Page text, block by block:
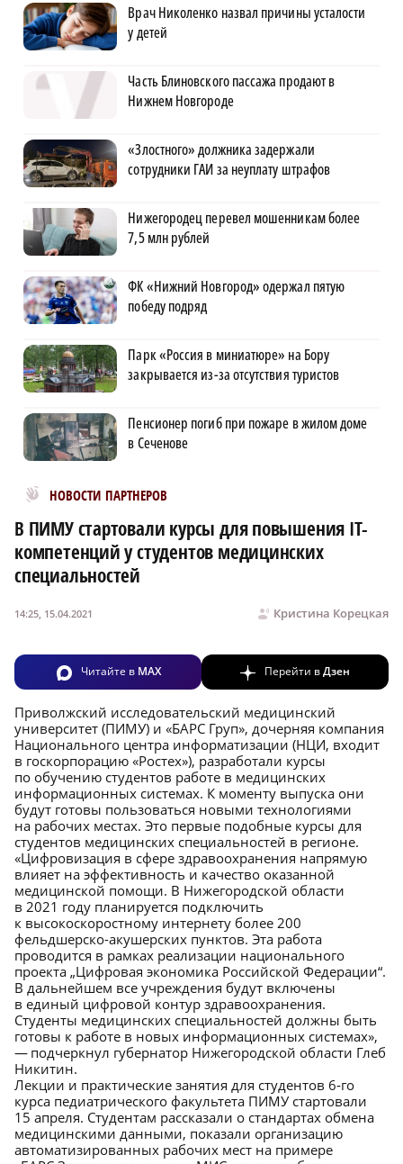
Врач Николенко назвал причины усталости
у детей
Часть Блиновского пассажа продают в
Нижнем Новгороде
«Злостного» должника задержали
сотрудники ГАИ за неуплату штрафов
Нижегородец перевел мошенникам более
7,5 млн рублей
ФК «Нижний Новгород» одержал пятую
победу подряд
Парк «Россия в миниатюре» на Бору
закрывается из-за отсутствия туристов
Пенсионер погиб при пожаре в жилом доме
в Сеченове
НОВОСТИ ПАРТНЕРОВ
Новости МирТесен
В ПИМУ стартовали курсы для повышения IT-
компетенций у студентов медицинских
специальностей
Кристина Корецкая
14:25, 15.04.2021
Читайте в MAX Перейти вДзен
Приволжский исследовательский медицинский
университет (ПИМУ) и «БАРС Груп», дочерняя компания
Национального центра информатизации (НЦИ, входит
в госкорпорацию «Ростех»), разработали курсы
по обучению студентов работе в медицинских
информационных системах. К моменту выпуска они
будут готовы пользоваться новыми технологиями
на рабочих местах. Это первые подобные курсы для
студентов медицинских специальностей в регионе.
«Цифровизация в сфере здравоохранения напрямую
влияет на эффективность и качество оказанной
медицинской помощи. В Нижегородской области
в 2021 году планируется подключить
к высокоскоростному интернету более 200
фельдшерско-акушерских пунктов. Эта работа
проводится в рамках реализации национального
проекта „Цифровая экономика Российской Федерации“.
В дальнейшем все учреждения будут включены
в единый цифровой контур здравоохранения.
Студенты медицинских специальностей должны быть
готовы к работе в новых информационных системах»,
— подчеркнул губернатор Нижегородской области Глеб
Никитин.
Лекции и практические занятия для студентов 6‑го
курса педиатрического факультета ПИМУ стартовали
15 апреля. Студентам рассказали о стандартах обмена
медицинскими данными, показали организацию
автоматизированных рабочих мест на примере